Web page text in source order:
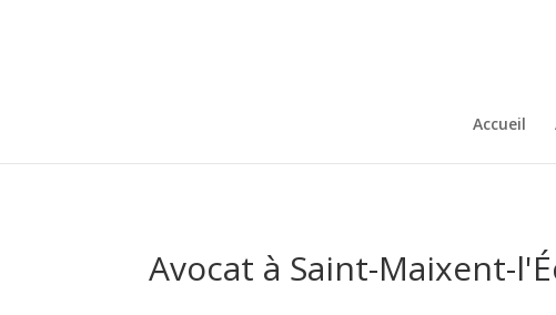
Accueil
Avocat à Saint-Maixent-